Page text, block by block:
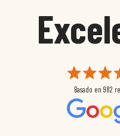
Basado en 982
Susana García
Magnífica atención al
retraso en el pedido y
preocuparon por
magnífico gestor...
Gracias de nuevo por